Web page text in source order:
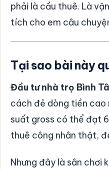
phải là cầu thuê. Là
tích cho em câu
Tại sao bài này
Đầu tư nhà trọ Bình
cách đẻ dòng tiền cao
suất gross có thể đạt
thuê công nhân thật,
Nhưng đây là sân chơi